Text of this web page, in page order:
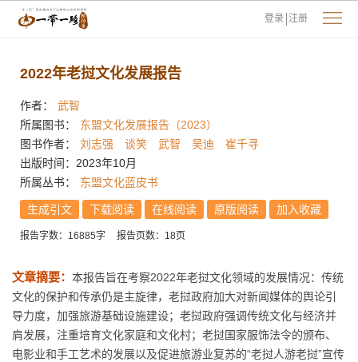
登录 注册
2022年老挝文化发展报告
作者：
武智
所属图书：
东盟文化发展报告（2023）
图书作者：
刘志强 谈笑 武智 吴迪
崔千寻
出版时间：2023年10月
所属丛书：
东盟文化蓝皮书
生成引文 下载阅读 在线阅读 原版阅读 加入收藏
报告字数：16885字 报告页数：18页
文章摘要： 本报告旨在考察2022年老挝文化领域的发展情况：传统
文化的保护和传承仍是主旋律，老挝政府加大对新闻媒体的舆论引
导力度，加强旅游基础设施建设；老挝政府强调传统文化与经济并
肩发展，注重培育文化家庭和文化村；老挝国家服饰法令的颁布、
电影业和手工艺术的发展以及促进旅游业复苏的“老挝人游老挝”宣传